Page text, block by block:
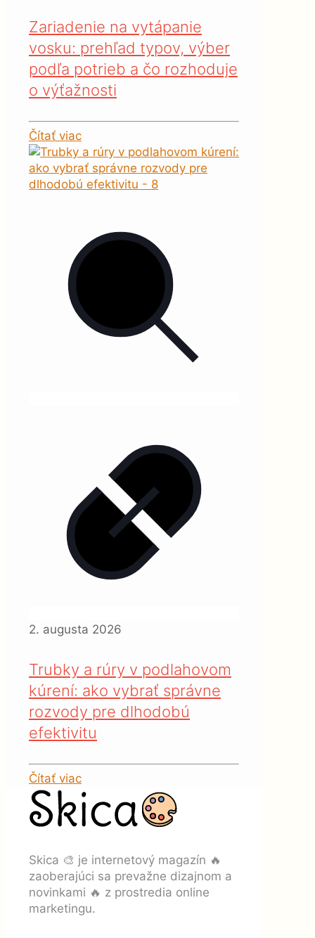
Zariadenie na vytápanie
vosku: prehľad typov, výber
podľa potrieb a čo rozhoduje
o výťažnosti
Čítať viac
2. augusta 2026
Trubky a rúry v podlahovom
kúrení: ako vybrať správne
rozvody pre dlhodobú
efektivitu
Čítať viac
Skica 🎨 je internetový magazín 🔥
zaoberajúci sa prevažne dizajnom a
novinkami 🔥 z prostredia online
marketingu.